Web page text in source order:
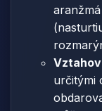
určitými